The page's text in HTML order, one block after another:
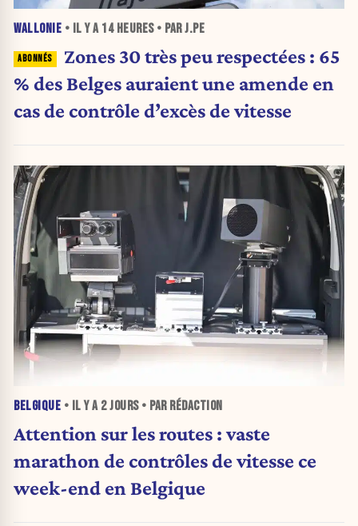
WALLONIE • IL Y A 14 HEURES• PAR J.PE
Zones 30 très peu respectées : 65
% des Belges auraient une amende en
cas de contrôle d’excès de vitesse
BELGIQUE • IL Y A 2 JOURS• PAR RÉDACTION
Attention sur les routes : vaste
marathon de contrôles de vitesse ce
week-end en Belgique